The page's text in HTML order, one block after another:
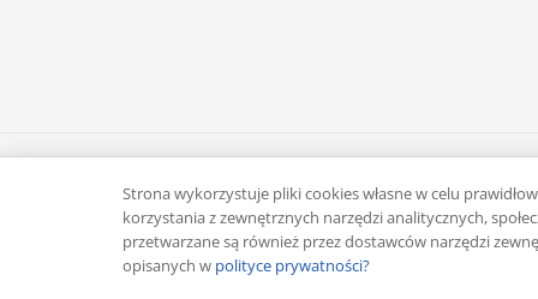
Copyright © 2026 Rafał Żuber
Strona wykorzystuje pliki cookies własne w celu
korzystania z zewnętrznych narzędzi analitycznych,
przetwarzane są również przez dostawców narzędzi
opisanych w polityce prywatności?